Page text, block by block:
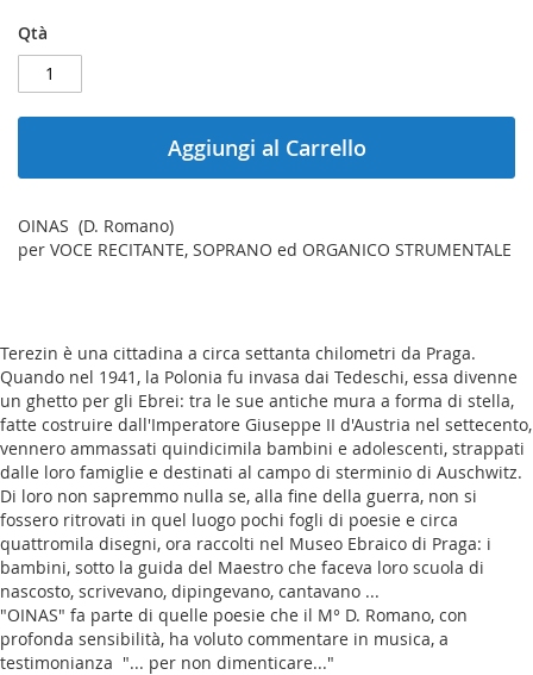
Qtà
Aggiungi al Carrello
OINAS (D. Romano)
per VOCE RECITANTE, SOPRANO ed ORGANICO STRUMENTALE
Terezin è una cittadina a circa settanta chilometri da Praga.
Quando nel 1941, la Polonia fu invasa dai Tedeschi, essa divenne
un ghetto per gli Ebrei: tra le sue antiche mura a forma di stella,
fatte costruire dall'Imperatore Giuseppe II d'Austria nel settecento,
vennero ammassati quindicimila bambini e adolescenti, strappati
dalle loro famiglie e destinati al campo di sterminio di Auschwitz.
Di loro non sapremmo nulla se, alla fine della guerra, non si
fossero ritrovati in quel luogo pochi fogli di poesie e circa
quattromila disegni, ora raccolti nel Museo Ebraico di Praga: i
bambini, sotto la guida del Maestro che faceva loro scuola di
nascosto, scrivevano, dipingevano, cantavano ...
"OINAS" fa parte di quelle poesie che il M° D. Romano, con
profonda sensibilità, ha voluto commentare in musica, a
testimonianza "... per non dimenticare..."